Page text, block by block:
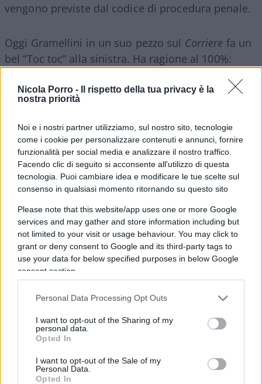
Nicola Porro -
Il rispetto della tua privacy è la
nostra priorità
Noi e i nostri partner utilizziamo, sul nostro sito, tecnologie
come i cookie per personalizzare contenuti e annunci, fornire
funzionalità per social media e analizzare il nostro traffico.
Facendo clic di seguito si acconsente all'utilizzo di questa
tecnologia. Puoi cambiare idea e modificare le tue scelte sul
consenso in qualsiasi momento ritornando su questo sito
Please note that this website/app uses one or more Google
services and may gather and store information including but
not limited to your visit or usage behaviour. You may click to
grant or deny consent to Google and its third-party tags to
use your data for below specified purposes in below Google
consent section.
Personal Data Processing Opt Outs
I want to opt-out of the Sharing of my
personal data.
Opted In
I want to opt-out of the Sale of my
Personal Data.
Opted In
vengono previste dal codice di procedura penale.
Oggi Gramellini in un suo pezzo sul Corriere fa un
bel “Toc toc” alla sinistra. Ha ragione al 100%:
stazioni il problema delle milanesi non è
indossare un trench come quello della Schlein o
vantare un look all’ultimo grido: rischiano ogni
giorno di essere oggetto di violenza sessuale.
Questo è un problema serio, tanto più se si
pensa al fatto che riguardi la città più ricca d’Italia
ed una fra le più ricche d’Europa.
Video
Player
00:00